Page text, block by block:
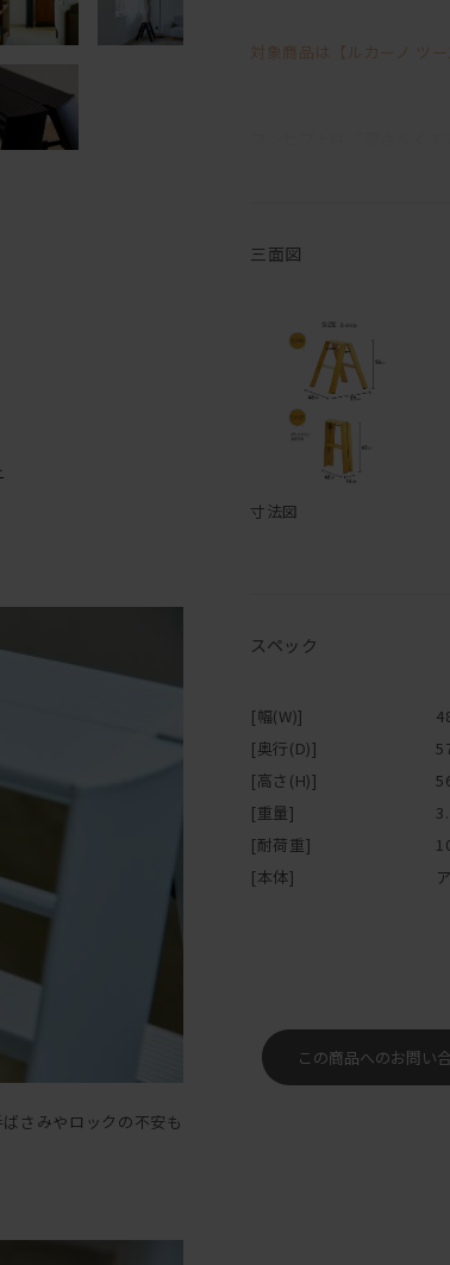
さみやロックの不安も
対象商品は【ルカーノ ツ
足場は幅が広く、波型に
開け閉めも楽々。
デザイン性だけでなく確
デスクやソファの横のサ
ちょっとしたチェアとして
もちろん脚立としてもお
三面図
寸法図
スペック
[幅(W)]
[奥行(D)]
[高さ(H)]
[重量]
[耐荷重]
[本体]
この商品へのお問い